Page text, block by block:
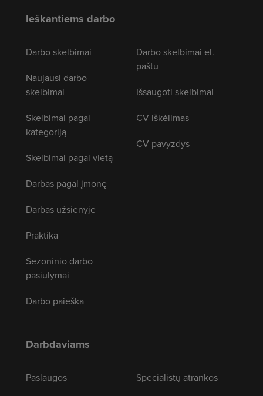
Ieškantiems darbo
Darbo skelbimai
Naujausi darbo
skelbimai
Skelbimai pagal
kategoriją
Skelbimai pagal vietą
Darbas pagal įmonę
Darbas užsienyje
Praktika
Sezoninio darbo
pasiūlymai
Darbo paieška
Darbo skelbimai el.
paštu
Išsaugoti skelbimai
CV iškėlimas
CV pavyzdys
Darbdaviams
Paslaugos
Specialistų atrankos